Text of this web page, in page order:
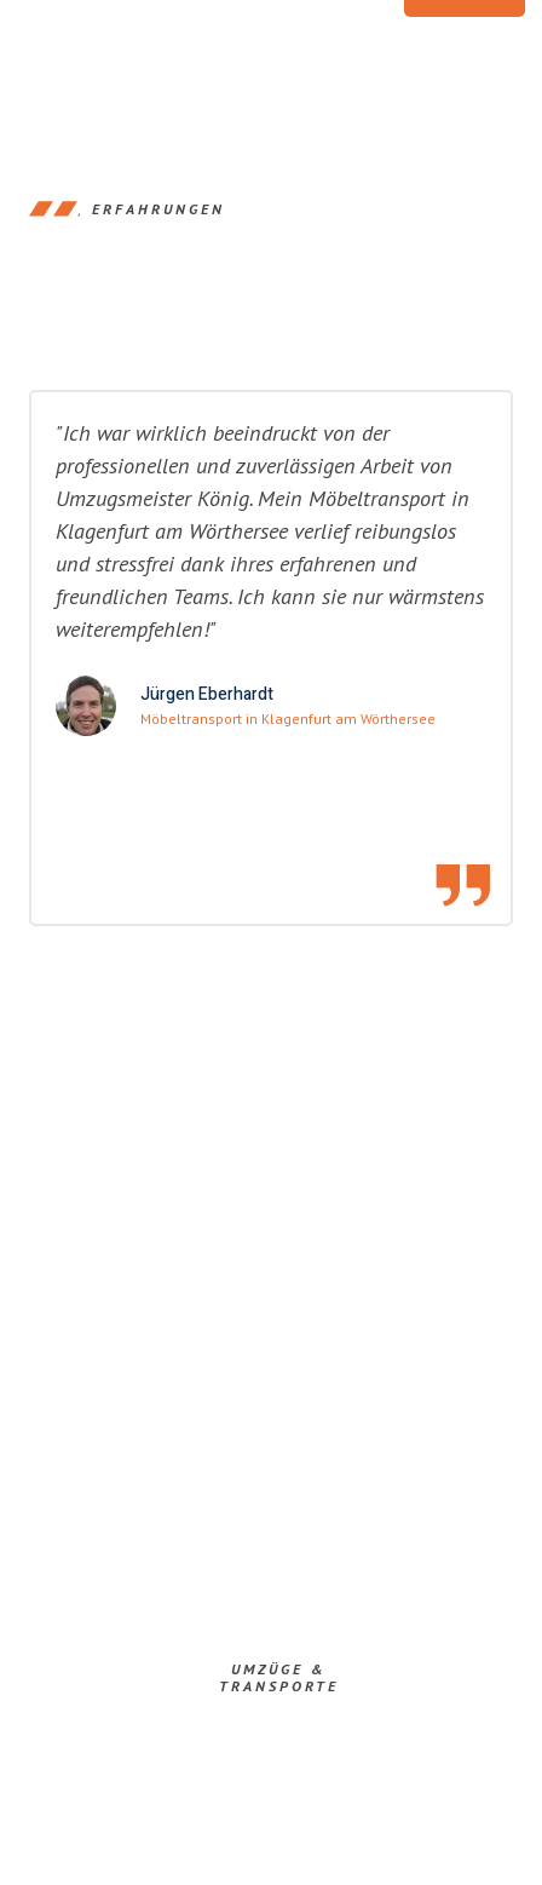
ERFAHRUNGEN
"Ich war wirklich beeindruckt von der
professionellen und zuverlässigen Arbeit von
Umzugsmeister König. Mein Möbeltransport in
Klagenfurt am Wörthersee verlief reibungslos
und stressfrei dank ihres erfahrenen und
freundlichen Teams. Ich kann sie nur wärmstens
weiterempfehlen!"
Jürgen Eberhardt
Möbeltransport in Klagenfurt am Wörthersee
UMZÜGE &
TRANSPORTE